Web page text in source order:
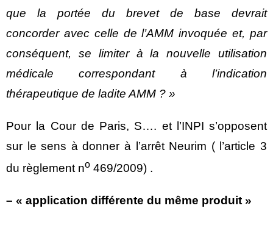
que la portée du brevet de base devrait
concorder avec celle de l’AMM invoquée et, par
conséquent, se limiter à la nouvelle utilisation
médicale correspondant à l’indication
thérapeutique de ladite AMM ? »
Pour la Cour de Paris, S…. et l’INPI s’opposent
sur le sens à donner à l’arrêt Neurim ( l’article 3
du règlement no 469/2009) .
– « application différente du même produit »